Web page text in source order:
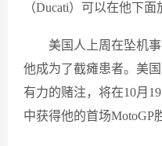
（Ducati）可以在他下面
美国人上周在坠机
他成为了截瘫患者。美
有力的赌注，将在10月
中获得他的首场MotoGP